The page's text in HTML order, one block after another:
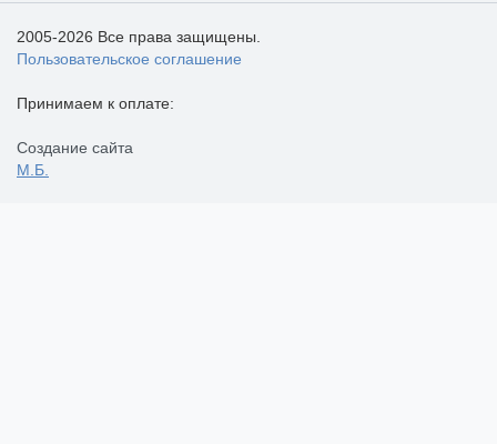
2005-2026 Все права защищены.
Пользовательское соглашение
Принимаем к оплате:
Создание сайта
М.Б.